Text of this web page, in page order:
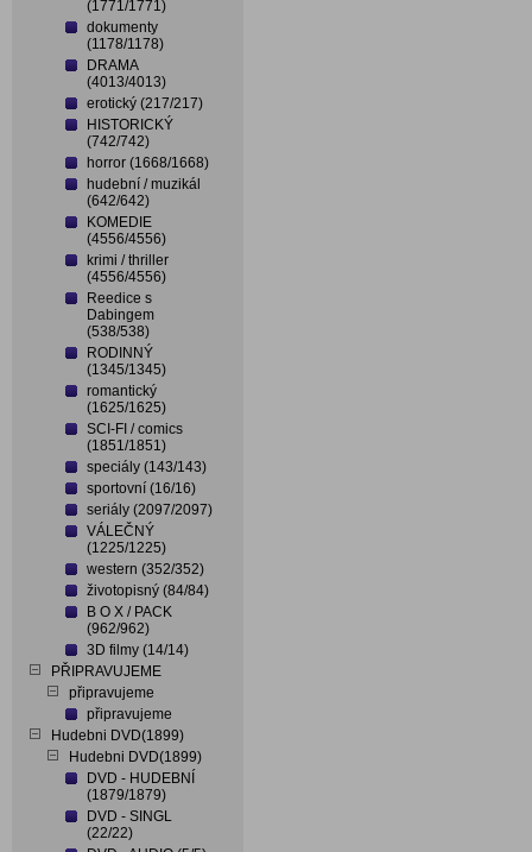
(1771/1771)
dokumenty
(1178/1178)
DRAMA
(4013/4013)
erotický (217/217)
HISTORICKÝ
(742/742)
horror (1668/1668)
hudební / muzikál
(642/642)
KOMEDIE
(4556/4556)
krimi / thriller
(4556/4556)
Reedice s
Dabingem
(538/538)
RODINNÝ
(1345/1345)
romantický
(1625/1625)
SCI-FI / comics
(1851/1851)
speciály (143/143)
sportovní (16/16)
seriály (2097/2097)
VÁLEČNÝ
(1225/1225)
western (352/352)
životopisný (84/84)
B O X / PACK
(962/962)
3D filmy (14/14)
PŘIPRAVUJEME
připravujeme
připravujeme
Hudebni DVD(1899)
Hudebni DVD(1899)
DVD - HUDEBNÍ
(1879/1879)
DVD - SINGL
(22/22)